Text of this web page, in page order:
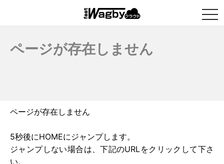
ページが存在しません
ページが存在しません
5秒後にHOMEにジャンプします。
ジャンプしない場合は、下記のURLをクリックして下さ
い。